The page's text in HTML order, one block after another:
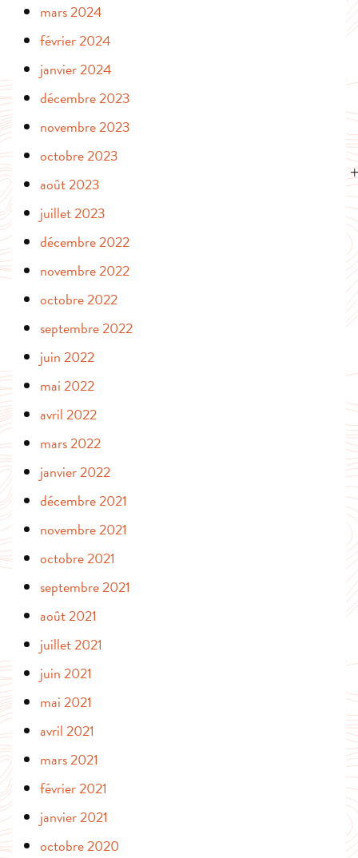
mars 2024
février 2024
janvier 2024
décembre 2023
novembre 2023
octobre 2023
août 2023
juillet 2023
décembre 2022
novembre 2022
octobre 2022
septembre 2022
juin 2022
mai 2022
avril 2022
mars 2022
janvier 2022
décembre 2021
novembre 2021
octobre 2021
septembre 2021
août 2021
juillet 2021
juin 2021
mai 2021
avril 2021
mars 2021
février 2021
janvier 2021
octobre 2020